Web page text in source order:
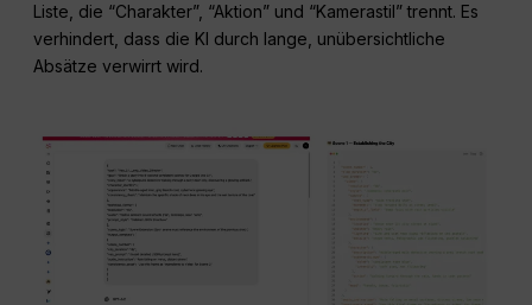
Liste, die “Charakter”, “Aktion” und “Kamerastil” trennt. Es
verhindert, dass die KI durch lange, unübersichtliche
Absätze verwirrt wird.